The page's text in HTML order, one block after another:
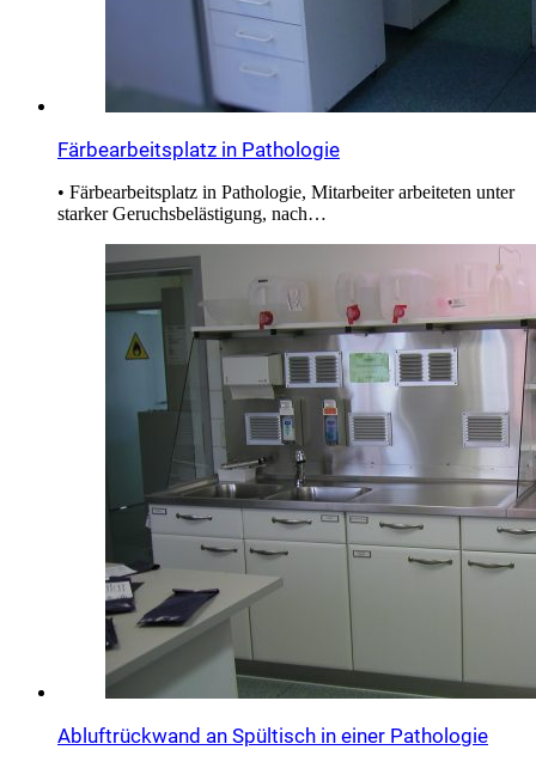
Färbearbeitsplatz in Pathologie
• Färbearbeitsplatz in Pathologie, Mitarbeiter arbeiteten unter
starker Geruchsbelästigung, nach…
Abluftrückwand an Spültisch in einer Pathologie